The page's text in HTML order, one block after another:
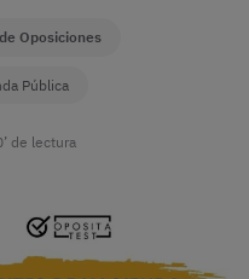
Oposiciones
Pública
de lectura